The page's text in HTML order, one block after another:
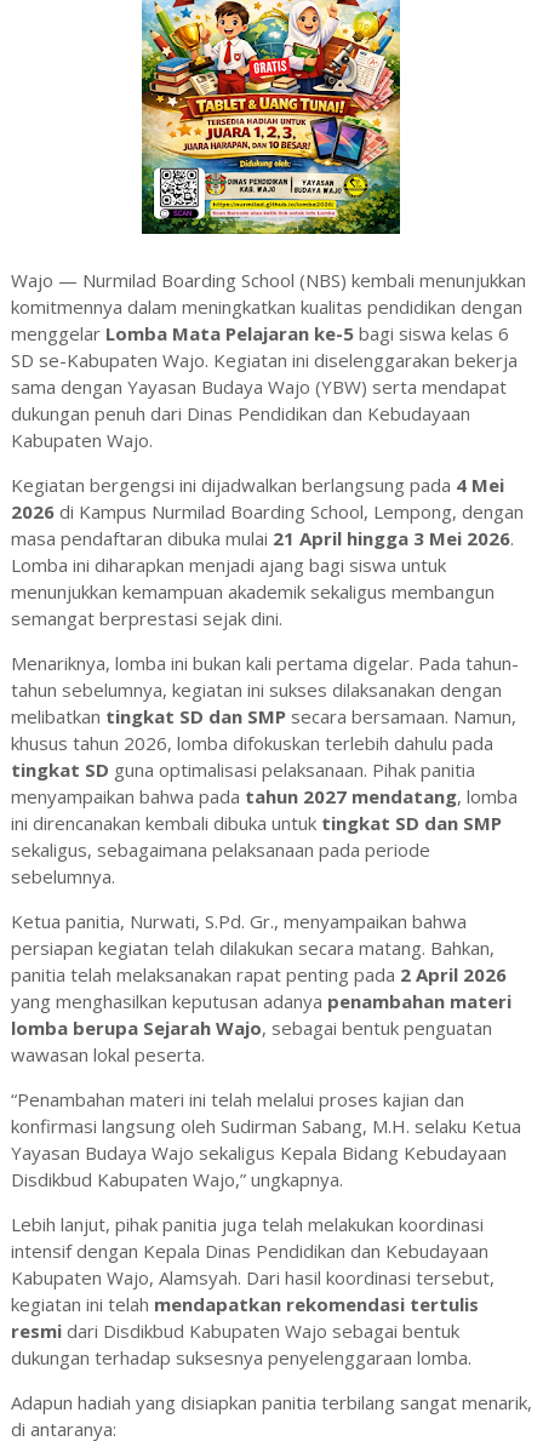
Wajo — Nurmilad Boarding School (NBS) kembali menunjukkan
komitmennya dalam meningkatkan kualitas pendidikan dengan
menggelar Lomba Mata Pelajaran ke-5bagi siswa kelas 6
SD se-Kabupaten Wajo. Kegiatan ini diselenggarakan bekerja
sama dengan Yayasan Budaya Wajo (YBW) serta mendapat
dukungan penuh dari Dinas Pendidikan dan Kebudayaan
Kabupaten Wajo.
Kegiatan bergengsi ini dijadwalkan berlangsung pada 4 Mei
2026di Kampus Nurmilad Boarding School, Lempong, dengan
masa pendaftaran dibuka mulai 21 April hingga 3 Mei 2026.
Lomba ini diharapkan menjadi ajang bagi siswa untuk
menunjukkan kemampuan akademik sekaligus membangun
semangat berprestasi sejak dini.
Menariknya, lomba ini bukan kali pertama digelar. Pada tahun-
tahun sebelumnya, kegiatan ini sukses dilaksanakan dengan
melibatkan tingkat SD dan SMPsecara bersamaan. Namun,
khusus tahun 2026, lomba difokuskan terlebih dahulu pada
tingkat SD guna optimalisasi pelaksanaan. Pihak panitia
menyampaikan bahwa pada tahun 2027 mendatang, lomba
ini direncanakan kembali dibuka untuk tingkat SD dan SMP
sekaligus, sebagaimana pelaksanaan pada periode
sebelumnya.
Ketua panitia, Nurwati, S.Pd. Gr., menyampaikan bahwa
persiapan kegiatan telah dilakukan secara matang. Bahkan,
panitia telah melaksanakan rapat penting pada 2 April 2026
yang menghasilkan keputusan adanya penambahan materi
lomba berupa Sejarah Wajo, sebagai bentuk penguatan
wawasan lokal peserta.
“Penambahan materi ini telah melalui proses kajian dan
konfirmasi langsung oleh Sudirman Sabang, M.H. selaku Ketua
Yayasan Budaya Wajo sekaligus Kepala Bidang Kebudayaan
Disdikbud Kabupaten Wajo,” ungkapnya.
Lebih lanjut, pihak panitia juga telah melakukan koordinasi
intensif dengan Kepala Dinas Pendidikan dan Kebudayaan
Kabupaten Wajo, Alamsyah. Dari hasil koordinasi tersebut,
kegiatan ini telah mendapatkan rekomendasi tertulis
resmidari Disdikbud Kabupaten Wajo sebagai bentuk
dukungan terhadap suksesnya penyelenggaraan lomba.
Adapun hadiah yang disiapkan panitia terbilang sangat menarik,
di antaranya: